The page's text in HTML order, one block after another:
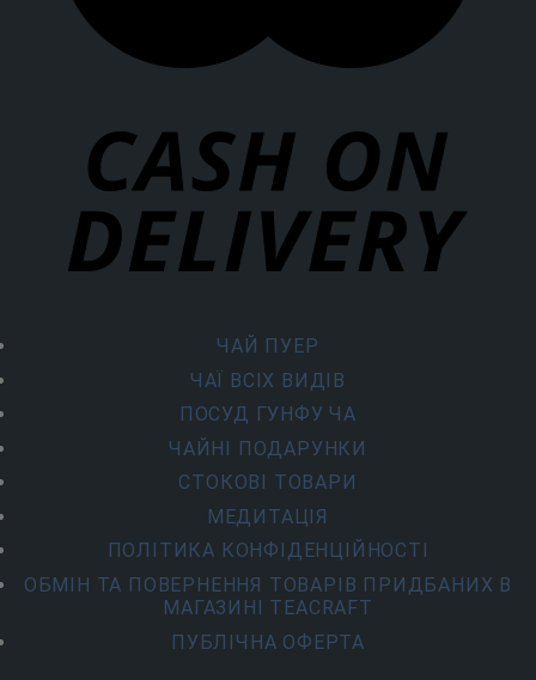
ЧАЙ ПУЕР
ЧАЇ ВСІХ ВИДІВ
ПОСУД ГУНФУ ЧА
ЧАЙНІ ПОДАРУНКИ
СТОКОВІ ТОВАРИ
МЕДИТАЦІЯ
ПОЛІТИКА КОНФІДЕНЦІЙНОСТІ
ОБМІН ТА ПОВЕРНЕННЯ ТОВАРІВ ПРИДБАНИХ В
МАГАЗИНІ TEACRAFT
ПУБЛІЧНА ОФЕРТА